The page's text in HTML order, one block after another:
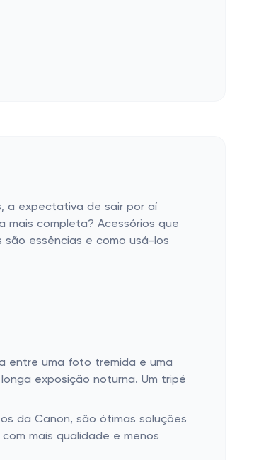
a expectativa de sair por aí
mais completa? Acessórios que
essências e como usá-los
entre uma foto tremida e uma
exposição noturna. Um tripé
da Canon, são ótimas soluções
mais qualidade e menos